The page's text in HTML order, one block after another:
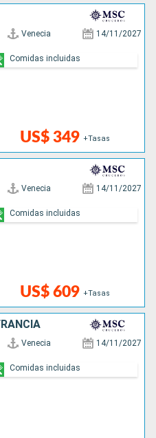
Venecia 14/11/2027
US$ 349 +Tasas
Comidas incluidas
Venecia 14/11/2027
US$ 609 +Tasas
Comidas incluidas
Venecia 14/11/2027
Comidas incluidas